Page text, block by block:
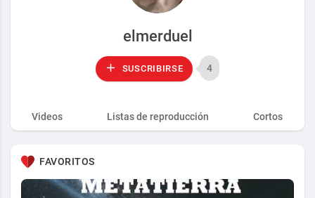
elmerduel
SUSCRIBIRSE 4
Videos Listas de reproducción Cortos
FAVORITOS